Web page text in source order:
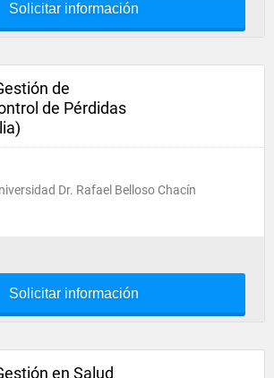
Solicitar información
de
de Pérdidas
Dr. Rafael Belloso Chacín
Solicitar información
en Salud